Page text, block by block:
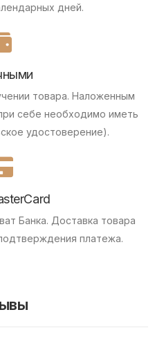
дней.
товара. Наложенным
себе необходимо иметь
удостоверение).
Банка. Доставка товара
платежа.